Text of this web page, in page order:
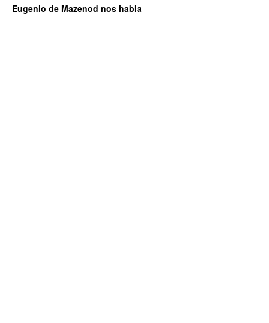
Eugenio de Mazenod nos habla